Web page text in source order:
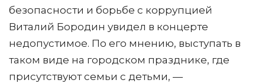
безопасности и борьбе с коррупцией
Виталий Бородин увидел в концерте
недопустимое. По его мнению, выступать в
таком виде на городском празднике, где
присутствуют семьи с детьми, —